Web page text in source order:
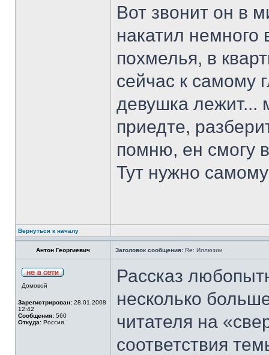
Вот звонит он в
накатил немного
похмелья, в
сейчас к самому
девушка лежит...
приедте,
помню, ен смогу
Тут нужно
Вернуться к началу
Антон Георгиевич Заголовок сообщения: Re: Иллюзии
Домовой
Зарегистрирован: 28.01.2008
12:42
Сообщения: 560
Откуда: Россия
Рассказ
несколько
читателя на
соответствия